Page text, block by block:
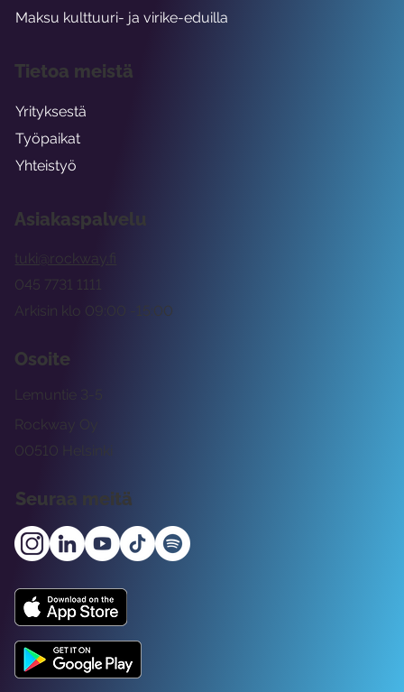
Asiakaspalvelu
tuki@rockway.fi
Arkisin klo 09:00 -15:00
045 7731 1111
Osoite
Rockway Oy
Lemuntie 3-5
00510 Helsinki
Seuraa meitä
Maksu kulttuuri- ja virike-eduilla
Tietoa meistä
Yrityksestä
Työpaikat
Yhteistyö